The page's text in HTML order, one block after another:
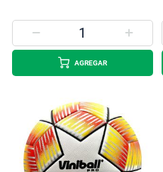
AGREGAR